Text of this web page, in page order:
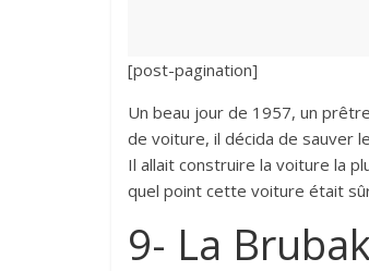
[post-pagination]
Un beau jour de 1957, un
de voiture, il décida de sauver
Il allait construire la voiture la
quel point cette voiture était
9- La